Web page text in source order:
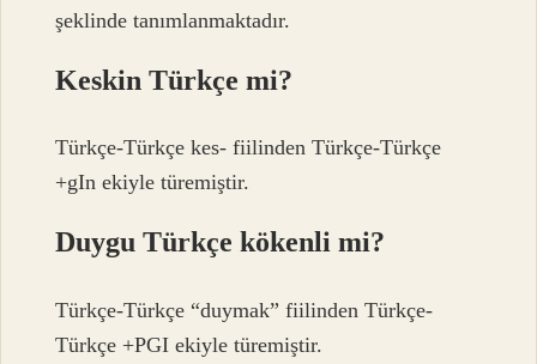
şeklinde tanımlanmaktadır.
Keskin Türkçe mi?
Türkçe-Türkçe kes- fiilinden Türkçe-Türkçe
+gIn ekiyle türemiştir.
Duygu Türkçe kökenli mi?
Türkçe-Türkçe “duymak” fiilinden Türkçe-
Türkçe +PGI ekiyle türemiştir.